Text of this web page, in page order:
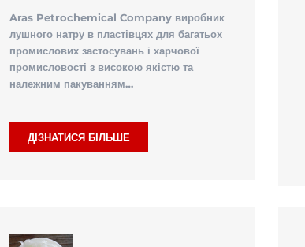
Aras Petrochemical Company виробник
лушного натру в пластівцях для багатьох
промислових застосувань і харчової
промисловості з високою якістю та
належним пакуванням…
ДІЗНАТИСЯ БІЛЬШЕ